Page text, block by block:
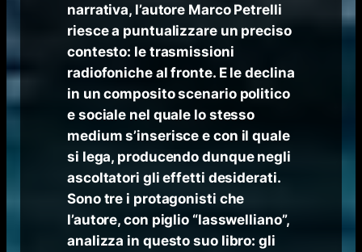
narrativa, l’autore Marco Petrelli
riesce a puntualizzare un preciso
contesto: le trasmissioni
radiofoniche al fronte. E le declina
in un composito scenario politico
e sociale nel quale lo stesso
medium s’inserisce e con il quale
si lega, producendo dunque negli
ascoltatori gli effetti desiderati.
Sono tre i protagonisti che
l’autore, con piglio “lasswelliano”,
analizza in questo suo libro: gli